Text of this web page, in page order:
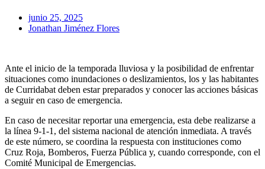
junio 25, 2025
Jonathan Jiménez Flores
Ante el inicio de la temporada lluviosa y la posibilidad de enfrentar
situaciones como inundaciones o deslizamientos, los y las habitantes
de Curridabat deben estar preparados y conocer las acciones básicas
a seguir en caso de emergencia.
En caso de necesitar reportar una emergencia, esta debe realizarse a
la línea 9-1-1, del sistema nacional de atención inmediata. A través
de este número, se coordina la respuesta con instituciones como
Cruz Roja, Bomberos, Fuerza Pública y, cuando corresponde, con el
Comité Municipal de Emergencias.